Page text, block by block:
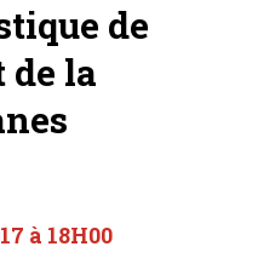
de
de la
à 18H00